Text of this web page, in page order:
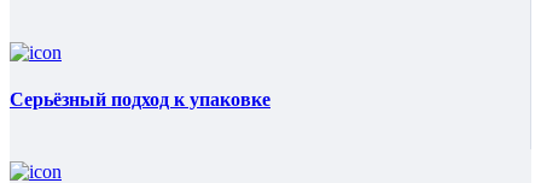
Серьёзный подход к упаковке